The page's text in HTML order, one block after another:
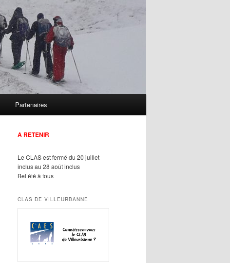
Partenaires
A RETENIR
Le CLAS est fermé du 20 juillet
inclus au 28 août inclus
Bel été à tous
CLAS DE VILLEURBANNE